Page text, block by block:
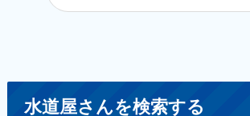
水道屋さんを検索する